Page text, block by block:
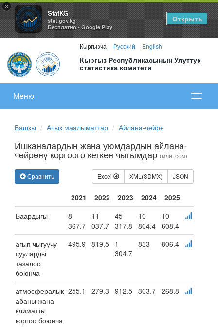
×
StatKG
stat.gov.kg
Бесплатно - Google Play
Открыть
Кыргызча Русский English
Кыргыз Республикасынын Улуттук
статистика комитети
меню
Меню
Башкы Ачык маалыматтар Айлана-чөйрө
Ишканалардын жана уюмдардын айлана-
чөйрөнү коргоого кеткен чыгымдар (млн. сом)
Сравнить Excel XML(SDMX) JSON
2021 2022 2023 2024
2025
Баардыгы
8
367.7
11
037.7
45
317.8
10
804.4
10
608.4
агып чыгуучу
сууларды
тазалоо
боюнча
495.9 819.5
1
304.7
833 806.4
атмосфералык
абаны жана
климатты
коргоо боюнча
255.1 279.3 912.5 303.7 268.8